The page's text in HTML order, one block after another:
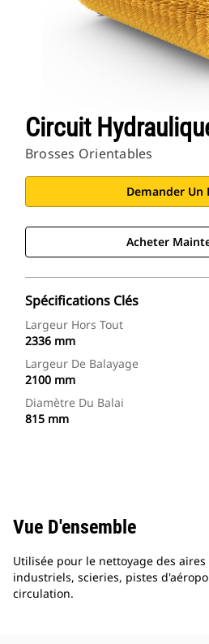
Circuit
Brosses Orientables
Demander Un
Acheter
Spécifications Clés
Largeur Hors Tout
2336 mm
Largeur De Balayage
2100 mm
Diamètre Du Balai
815 mm
Vue D'ensemble
Utilisée pour le nettoyage des
industriels, scieries, pistes
circulation.